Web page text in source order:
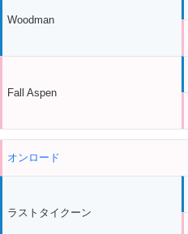
Woodman
Fall Aspen
オンロード
ラストタイクーン